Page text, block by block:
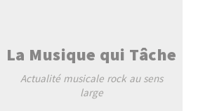
La Musique qui Tâche
Actualité musicale rock au sens
large